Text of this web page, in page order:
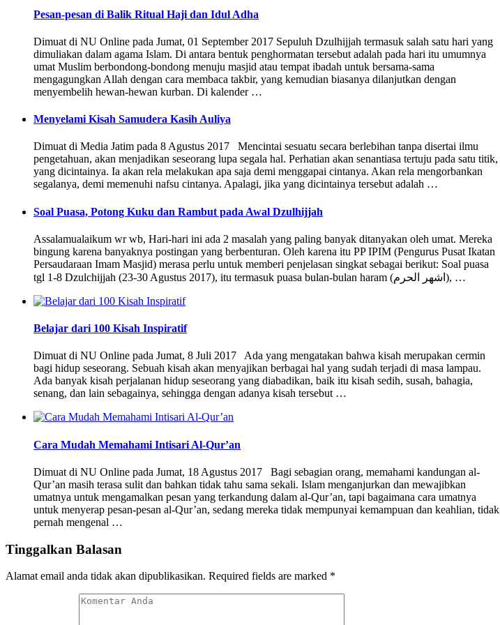
Pesan-pesan di Balik Ritual Haji dan Idul Adha
Dimuat di NU Online pada Jumat, 01 September 2017 Sepuluh Dzulhijjah termasuk salah satu hari yang
dimuliakan dalam agama Islam. Di antara bentuk penghormatan tersebut adalah pada hari itu umumnya
umat Muslim berbondong-bondong menuju masjid atau tempat ibadah untuk bersama-sama
mengagungkan Allah dengan cara membaca takbir, yang kemudian biasanya dilanjutkan dengan
menyembelih hewan-hewan kurban. Di kalender …
Menyelami Kisah Samudera Kasih Auliya
Dimuat di Media Jatim pada 8 Agustus 2017 Mencintai sesuatu secara berlebihan tanpa disertai ilmu
pengetahuan, akan menjadikan seseorang lupa segala hal. Perhatian akan senantiasa tertuju pada satu titik,
yang dicintainya. Ia akan rela melakukan apa saja demi menggapai cintanya. Akan rela mengorbankan
segalanya, demi memenuhi nafsu cintanya. Apalagi, jika yang dicintainya tersebut adalah …
Soal Puasa, Potong Kuku dan Rambut pada Awal Dzulhijjah
Assalamualaikum wr wb, Hari-hari ini ada 2 masalah yang paling banyak ditanyakan oleh umat. Mereka
bingung karena banyaknya postingan yang berbenturan. Oleh karena itu PP IPIM (Pengurus Pusat Ikatan
Persaudaraan Imam Masjid) merasa perlu untuk memberi penjelasan singkat sebagai berikut: Soal puasa
tgl 1-8 Dzulchijjah (23-30 Agustus 2017), itu termasuk puasa bulan-bulan haram (اشهر الحرم), …
Belajar dari 100 Kisah Inspiratif
Dimuat di NU Online pada Jumat, 8 Juli 2017 Ada yang mengatakan bahwa kisah merupakan cermin
bagi hidup seseorang. Sebuah kisah akan menyajikan berbagai hal yang sudah terjadi di masa lampau.
Ada banyak kisah perjalanan hidup seseorang yang diabadikan, baik itu kisah sedih, susah, bahagia,
senang, dan lain sebagainya, sehingga dengan adanya kisah tersebut …
Cara Mudah Memahami Intisari Al-Qur’an
Dimuat di NU Online pada Jumat, 18 Agustus 2017 Bagi sebagian orang, memahami kandungan al-
Qur’an masih terasa sulit dan bahkan tidak tahu sama sekali. Islam menganjurkan dan mewajibkan
umatnya untuk mengamalkan pesan yang terkandung dalam al-Qur’an, tapi bagaimana cara umatnya
untuk menyerap pesan-pesan al-Qur’an, sedang mereka tidak mempunyai kemampuan dan keahlian, tidak
pernah mengenal …
Tinggalkan Balasan
Alamat email anda tidak akan dipublikasikan. Required fields are marked *